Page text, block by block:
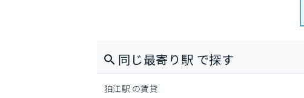
同じ最寄り駅 で探す
狛江駅 の賃貸